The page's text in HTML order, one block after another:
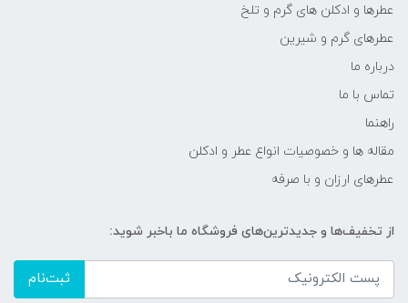
عطرها و ادکلن های گرم و تلخ
عطرهای گرم و شیرین
درباره ما
تماس با ما
راهنما
مقاله ها و خصوصیات انواع عطر و ادکلن
عطرهای ارزان و با صرفه
از تخفیف‌ها و جدیدترین‌های فروشگاه ما باخبر شوید:
ثبت‌نام